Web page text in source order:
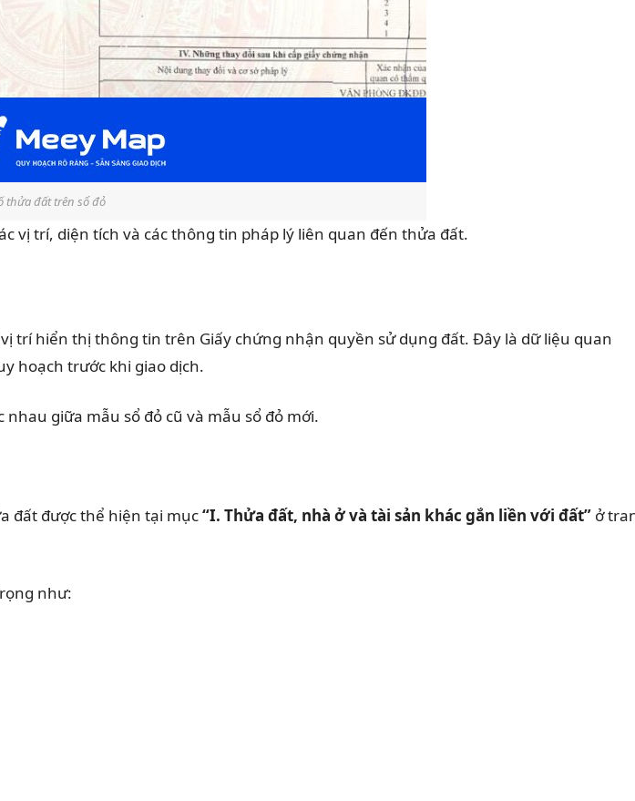
thửa đất trên sổ đỏ
vị trí, diện tích và các thông tin pháp lý liên quan đến thửa đất.
trí hiển thị thông tin trên Giấy chứng nhận quyền sử dụng đất. Đây là dữ liệu quan
hoạch trước khi giao dịch.
giữa mẫu sổ đỏ cũ và mẫu sổ đỏ mới.
đất được thể hiện tại mục“I. Thửa đất, nhà ở và tài sản khác gắn liền với đất” ở
như: